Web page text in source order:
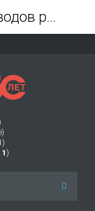
)
)
Оценка нагрузок приводов рабочего оборудования карьерного экскаватора (часть 2) - Журнал Горная промышленность